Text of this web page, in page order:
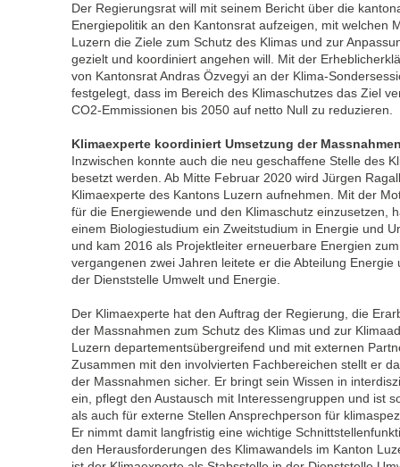
Der Regierungsrat will mit seinem Bericht über die
Energiepolitik an den Kantonsrat aufzeigen, mit welchen
Luzern die Ziele zum Schutz des Klimas und zur
gezielt und koordiniert angehen will. Mit der
von Kantonsrat Andras Özvegyi an der Klima-
festgelegt, dass im Bereich des Klimaschutzes das Ziel
CO2-Emmissionen bis 2050 auf netto Null zu reduzieren.
Klimaexperte koordiniert Umsetzung der
Inzwischen konnte auch die neu geschaffene Stelle des
besetzt werden. Ab Mitte Februar 2020 wird Jürgen
Klimaexperte des Kantons Luzern aufnehmen. Mit der
für die Energiewende und den Klimaschutz einzusetzen,
einem Biologiestudium ein Zweitstudium in Energie und
und kam 2016 als Projektleiter erneuerbare Energien
vergangenen zwei Jahren leitete er die Abteilung Energie
der Dienststelle Umwelt und Energie.
Der Klimaexperte hat den Auftrag der Regierung, die
der Massnahmen zum Schutz des Klimas und zur
Luzern departementsübergreifend und mit externen
Zusammen mit den involvierten Fachbereichen stellt er
der Massnahmen sicher. Er bringt sein Wissen in
ein, pflegt den Austausch mit Interessengruppen und ist
als auch für externe Stellen Ansprechperson für
Er nimmt damit langfristig eine wichtige
den Herausforderungen des Klimawandels im Kanton